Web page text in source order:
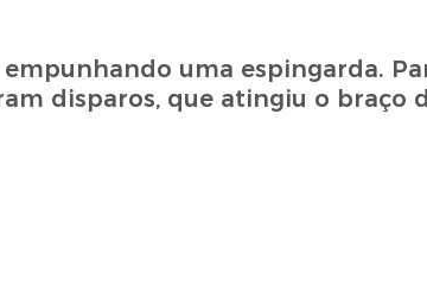
uma espingarda.
disparos, que atingiu o braço